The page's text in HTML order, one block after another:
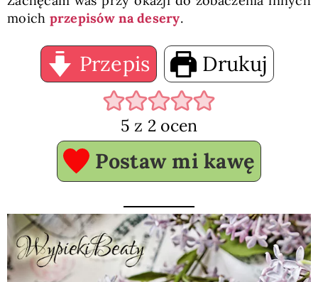
moich przepisów na desery.
Przepis Drukuj
5 z 2 ocen
Postaw mi kawę